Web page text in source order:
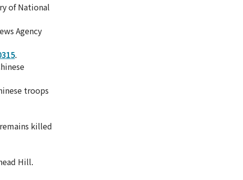
of National
Agency
.
troops
killed
Hill.